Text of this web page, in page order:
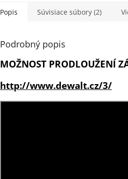
Popis Súvisiace súbory (2)
Podrobný popis
MOŽNOST PRODLOUŽENÍ
http://www.dewalt.cz/3/